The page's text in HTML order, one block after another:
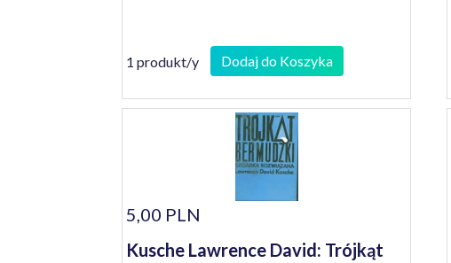
1 produkt/y Dodaj do Koszyka
5,00 PLN
Kusche Lawrence David: Trójkąt